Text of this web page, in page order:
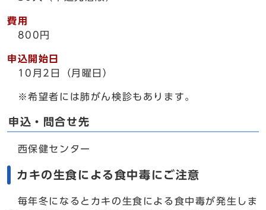
費用
800円
申込開始日
10月2日（月曜日）
※希望者には肺がん検診もあります。
申込・問合せ先
西保健センター
カキの生食による食中毒にご注意
毎年冬になるとカキの生食による食中毒が発生しま